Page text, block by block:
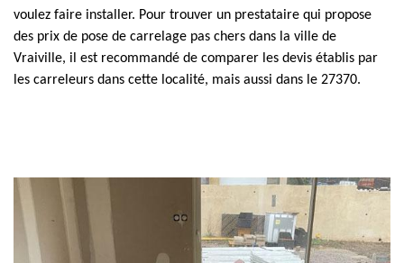
voulez faire installer. Pour trouver un prestataire qui propose
des prix de pose de carrelage pas chers dans la ville de
Vraiville, il est recommandé de comparer les devis établis par
les carreleurs dans cette localité, mais aussi dans le 27370.